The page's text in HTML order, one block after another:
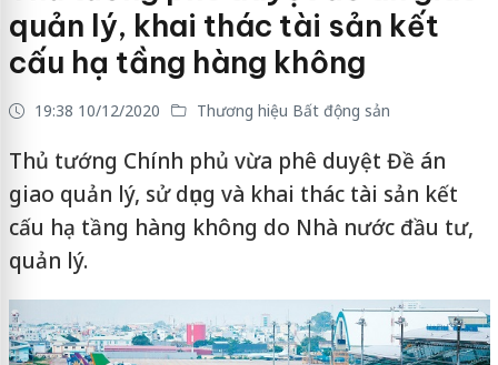
quản lý, khai thác tài sản kết
cấu hạ tầng hàng không
19:38 10/12/2020 Thương hiệu Bất động sản
Thủ tướng Chính phủ vừa phê duyệt Đề án
giao quản lý, sử dụng và khai thác tài sản kết
cấu hạ tầng hàng không do Nhà nước đầu tư,
quản lý.